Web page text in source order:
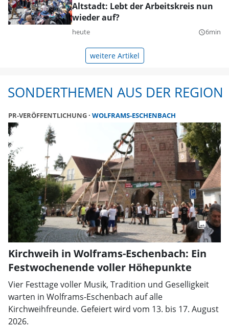
Altstadt: Lebt der Arbeitskreis nun
wieder auf?
heute query_builder6min
weitere Artikel
SONDERTHEMEN AUS DER REGION
PR-VERÖFFENTLICHUNG WOLFRAMS-ESCHENBACH
Kirchweih in Wolframs-Eschenbach: Ein
Festwochenende voller Höhepunkte
Vier Festtage voller Musik, Tradition und Geselligkeit
warten in Wolframs-Eschenbach auf alle
Kirchweihfreunde. Gefeiert wird vom 13. bis 17. August
2026.